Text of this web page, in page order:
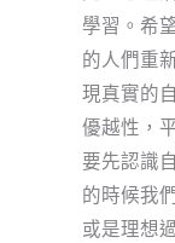
學習。希
的人們重
現真實的
優越性，
要先認識
的時候我
或是理想